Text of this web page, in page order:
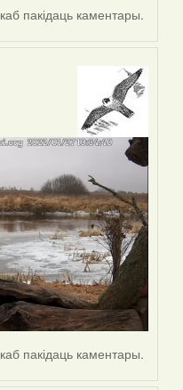
каб пакідаць каментары.
каб пакідаць каментары.